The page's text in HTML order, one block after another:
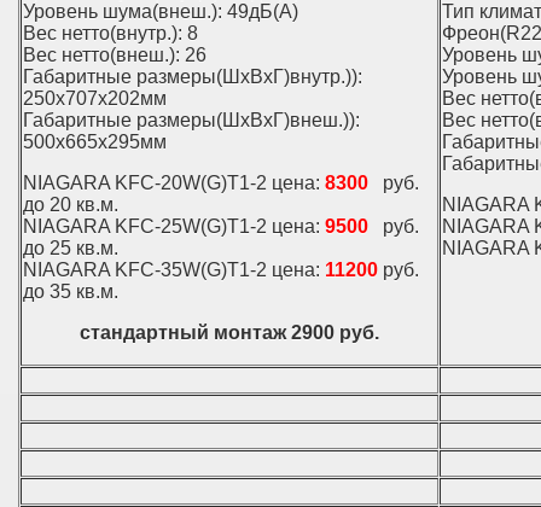
Уровень шума(внеш.): 49дБ(А)
Вес нетто(внутр.): 8
Вес нетто(внеш.): 26
Габаритные размеры(ШхВхГ)внутр.)):
250х707х202мм
Габаритные размеры(ШхВхГ)внеш.)):
500х665х295мм
NIAGARA KFС-20W(G)T1-2 цена: 8300 руб.
до 20 кв.м.
NIAGARA KFС-25W(G)T1-2 цена: 9500 руб.
до 25 кв.м.
NIAGARA KFС-35W(G)T1-2 цена: 11200 руб.
до 35 кв.м.
стандартный монтаж 2900 руб.
Тип
Уровень
Уровень
Вес
Вес
NIAGARA
NIAGARA
NIAGARA